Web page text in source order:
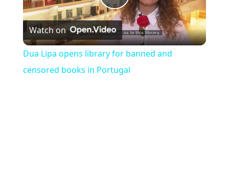
Play Video
Watch on
Dua Lipa opens library for banned and
censored books in Portugal